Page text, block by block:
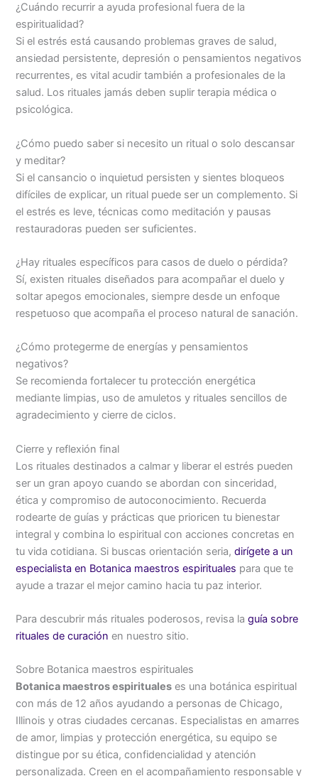
¿Cuándo recurrir a ayuda profesional fuera de la
espiritualidad?
Si el estrés está causando problemas graves de salud,
ansiedad persistente, depresión o pensamientos negativos
recurrentes, es vital acudir también a profesionales de la
salud. Los rituales jamás deben suplir terapia médica o
psicológica.
¿Cómo puedo saber si necesito un ritual o solo descansar
y meditar?
Si el cansancio o inquietud persisten y sientes bloqueos
difíciles de explicar, un ritual puede ser un complemento. Si
el estrés es leve, técnicas como meditación y pausas
restauradoras pueden ser suficientes.
¿Hay rituales específicos para casos de duelo o pérdida?
Sí, existen rituales diseñados para acompañar el duelo y
soltar apegos emocionales, siempre desde un enfoque
respetuoso que acompaña el proceso natural de sanación.
¿Cómo protegerme de energías y pensamientos
negativos?
Se recomienda fortalecer tu protección energética
mediante limpias, uso de amuletos y rituales sencillos de
agradecimiento y cierre de ciclos.
Cierre y reflexión final
Los rituales destinados a calmar y liberar el estrés pueden
ser un gran apoyo cuando se abordan con sinceridad,
ética y compromiso de autoconocimiento. Recuerda
rodearte de guías y prácticas que prioricen tu bienestar
integral y combina lo espiritual con acciones concretas en
tu vida cotidiana. Si buscas orientación seria,dirígete a un
especialista en Botanica maestros espirituales para que te
ayude a trazar el mejor camino hacia tu paz interior.
Para descubrir más rituales poderosos, revisa laguía sobre
rituales de curación en nuestro sitio.
Sobre Botanica maestros espirituales
Botanica maestros espirituales es una botánica espiritual
con más de 12 años ayudando a personas de Chicago,
Illinois y otras ciudades cercanas. Especialistas en amarres
de amor, limpias y protección energética, su equipo se
distingue por su ética, confidencialidad y atención
personalizada. Creen en el acompañamiento responsable y